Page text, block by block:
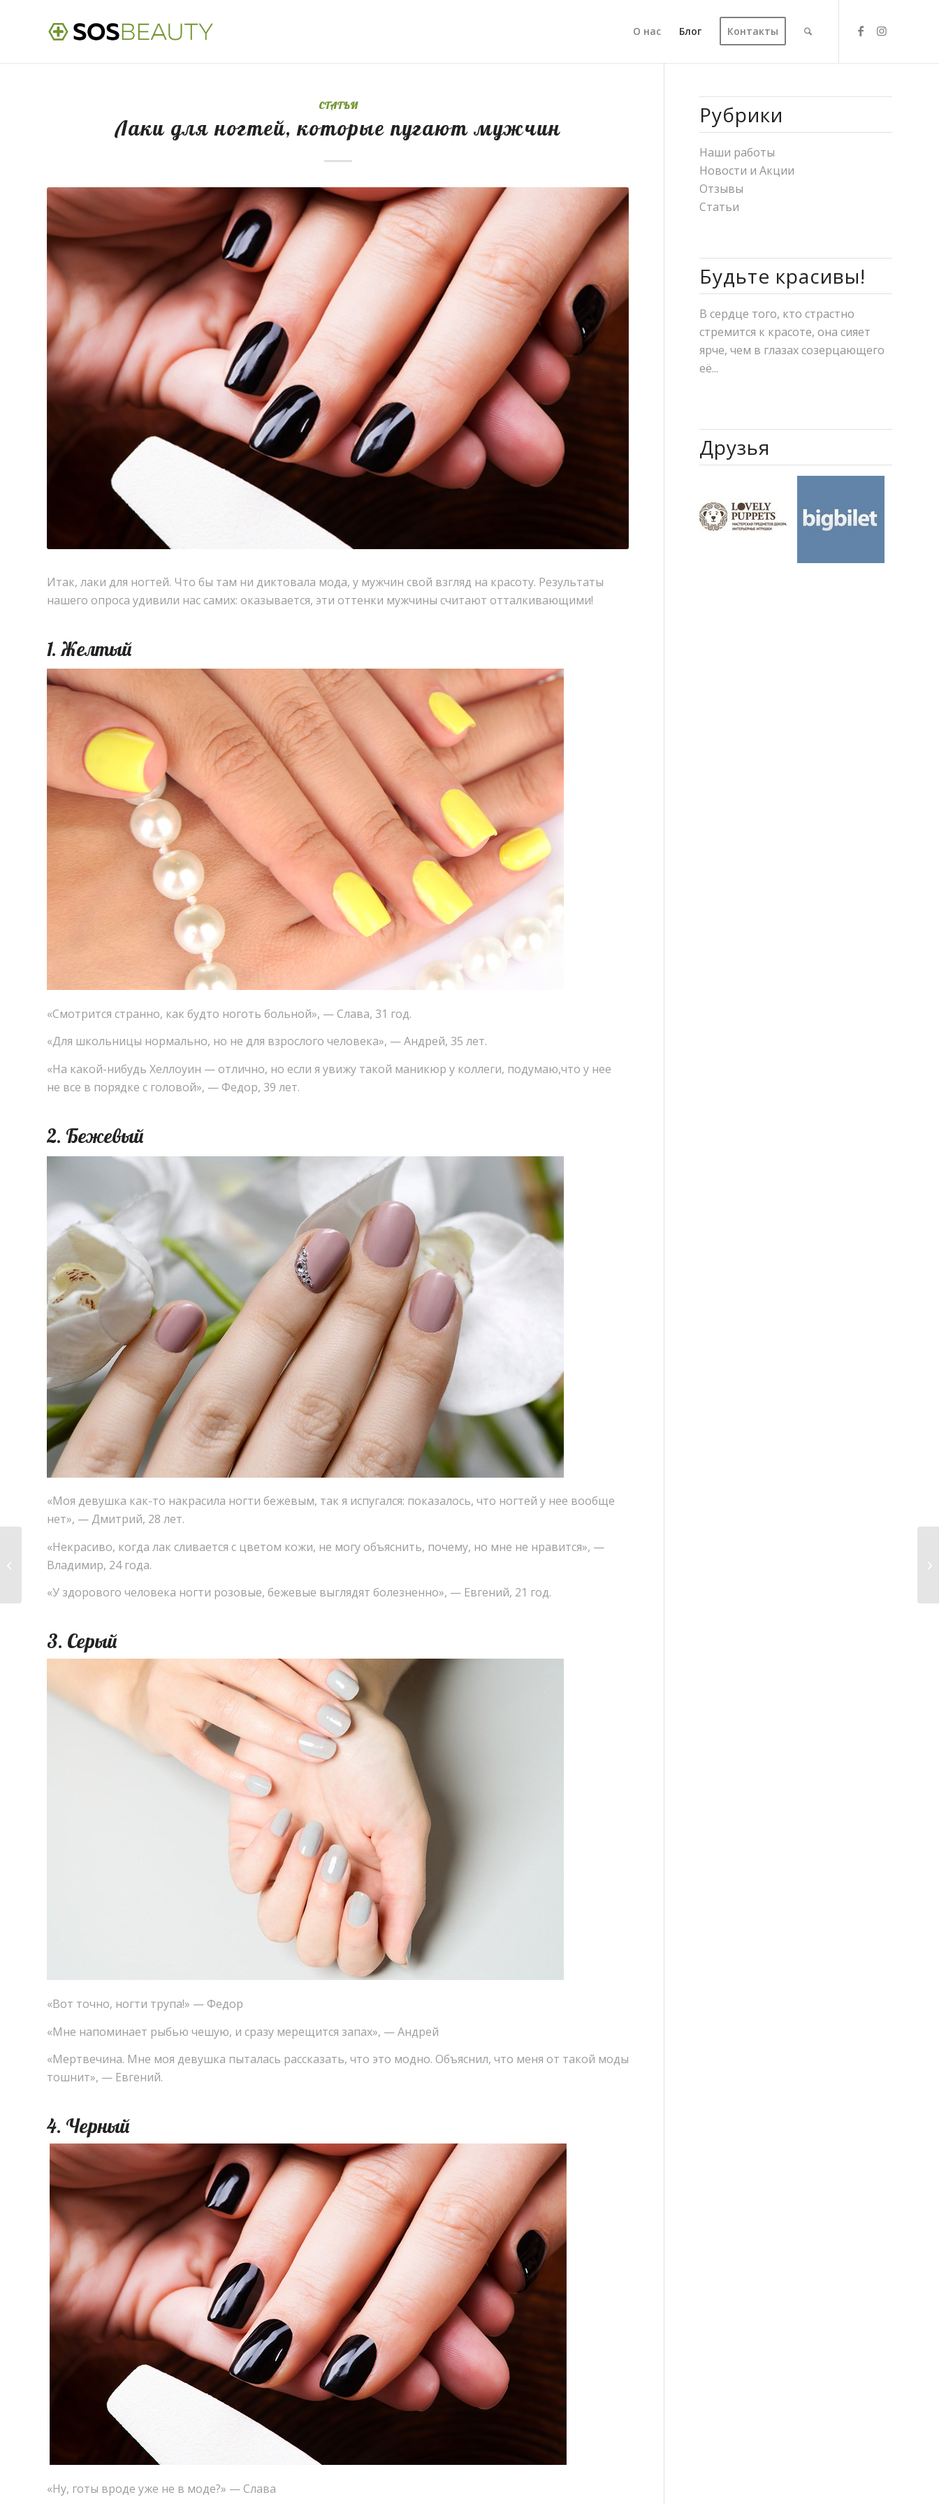
О нас Блог Контакты
СТАТЬИ
Лаки для ногтей, которые пугают мужчин
Итак, лаки для ногтей. Что бы там ни диктовала мода, у мужчин свой взгляд на красоту. Результаты
нашего опроса удивили нас самих: оказывается, эти оттенки мужчины считают отталкивающими!
1. Желтый
«Смотрится странно, как будто ноготь больной», — Слава, 31 год.
«Для школьницы нормально, но не для взрослого человека», — Андрей, 35 лет.
«На какой-нибудь Хеллоуин — отлично, но если я увижу такой маникюр у коллеги, подумаю,что у нее
не все в порядке с головой», — Федор, 39 лет.
2. Бежевый
«Моя девушка как-то накрасила ногти бежевым, так я испугался: показалось, что ногтей у нее вообще
нет», — Дмитрий, 28 лет.
«Некрасиво, когда лак сливается с цветом кожи, не могу объяснить, почему, но мне не нравится», —
Владимир, 24 года.
«У здорового человека ногти розовые, бежевые выглядят болезненно», — Евгений, 21 год.
3. Серый
«Вот точно, ногти трупа!» — Федор
«Мне напоминает рыбью чешую, и сразу мерещится запах», — Андрей
«Мертвечина. Мне моя девушка пыталась рассказать, что это модно. Объяснил, что меня от такой моды
тошнит», — Евгений.
4. Черный
«Ну, готы вроде уже не в моде?» — Слава
Рубрики
Наши работы
Новости и Акции
Отзывы
Статьи
Будьте красивы!
В сердце того, кто страстно
стремится к красоте, она сияет
ярче, чем в глазах созерцающего
её...
Друзья
Mehndi/Мехенди/
Временные тату